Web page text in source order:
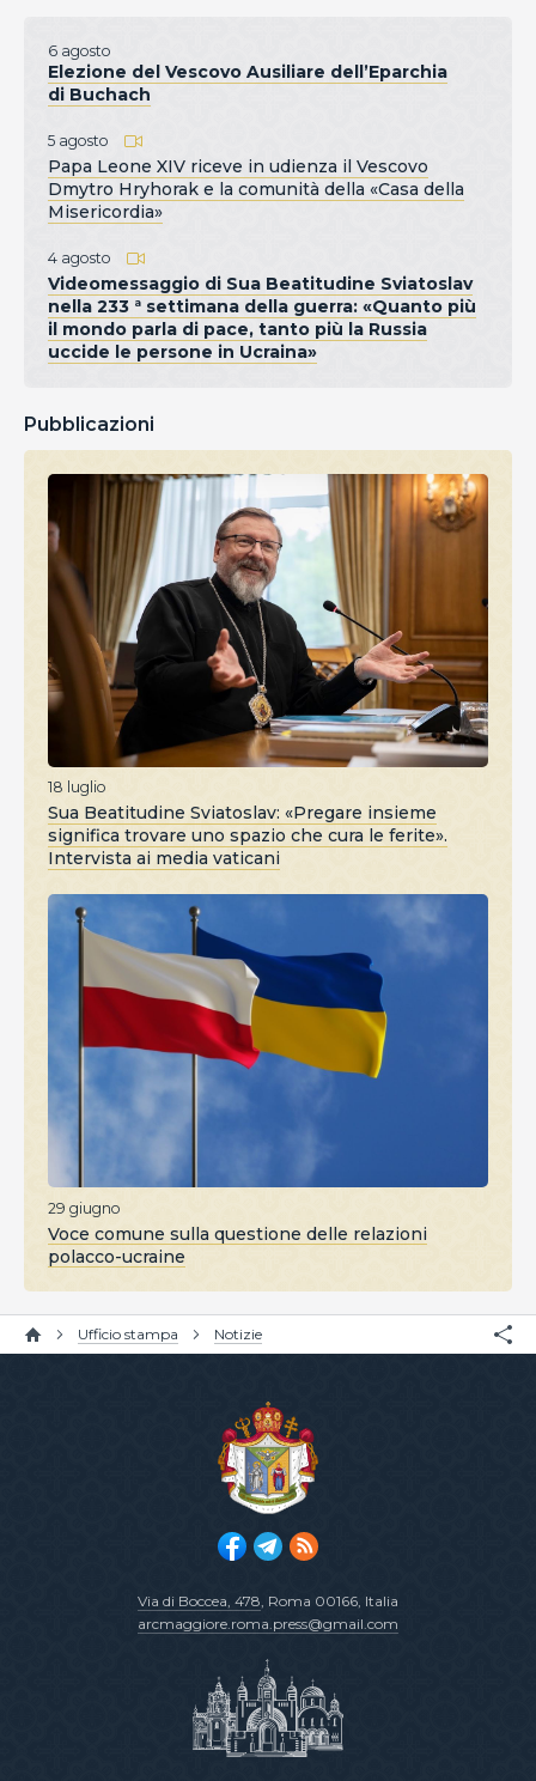
6 agosto
Elezione del Vescovo Ausiliare dell’Eparchia
di Buchach
5 agosto
Papa Leone XIV riceve in udienza il Vescovo
Dmytro Hryhorak e la comunità della «Casa della
Misericordia»
4 agosto
Videomessaggio di Sua Beatitudine Sviatoslav
nella 233 ª settimana della guerra: «Quanto più
il mondo parla di pace, tanto più la Russia
uccide le persone in Ucraina»
Pubblicazioni
18 luglio
Sua Beatitudine Sviatoslav: «Pregare insieme
significa trovare uno spazio che cura le ferite».
Intervista ai media vaticani
29 giugno
Voce comune sulla questione delle relazioni
polacco-ucraine
Ufficio stampa Notizie
Via di Boccea, 478, Roma 00166, Italia
arcmaggiore.roma.press@gmail.com